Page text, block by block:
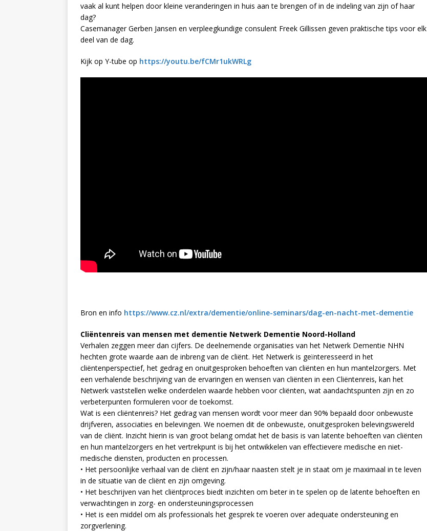
vaak al kunt helpen door kleine veranderingen in huis aan te brengen of in de indeling van zijn of haar
dag?
Casemanager Gerben Jansen en verpleegkundige consulent Freek Gillissen geven praktische tips voor elk
deel van de dag.
Kijk op Y-tube op https://youtu.be/fCMr1ukWRLg
Bron en info https://www.cz.nl/extra/dementie/online-seminars/dag-en-nacht-met-dementie
Cliëntenreis van mensen met dementie Netwerk Dementie Noord-Holland
Verhalen zeggen meer dan cijfers. De deelnemende organisaties van het Netwerk Dementie NHN
hechten grote waarde aan de inbreng van de cliënt. Het Netwerk is geïnteresseerd in het
cliëntenperspectief, het gedrag en onuitgesproken behoeften van cliënten en hun mantelzorgers. Met
een verhalende beschrijving van de ervaringen en wensen van cliënten in een Cliëntenreis, kan het
Netwerk vaststellen welke onderdelen waarde hebben voor cliënten, wat aandachtspunten zijn en zo
verbeterpunten formuleren voor de toekomst.
Wat is een cliëntenreis? Het gedrag van mensen wordt voor meer dan 90% bepaald door onbewuste
drijfveren, associaties en belevingen. We noemen dit de onbewuste, onuitgesproken belevingswereld
van de cliënt. Inzicht hierin is van groot belang omdat het de basis is van latente behoeften van cliënten
en hun mantelzorgers en het vertrekpunt is bij het ontwikkelen van effectievere medische en niet-
medische diensten, producten en processen.
• Het persoonlijke verhaal van de cliënt en zijn/haar naasten stelt je in staat om je maximaal in te leven
in de situatie van de cliënt en zijn omgeving.
• Het beschrijven van het cliëntproces biedt inzichten om beter in te spelen op de latente behoeften en
verwachtingen in zorg- en ondersteuningsprocessen
• Het is een middel om als professionals het gesprek te voeren over adequate ondersteuning en
zorgverlening.